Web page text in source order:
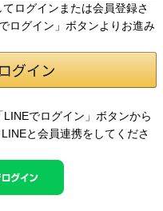
ログインまたは会員登録さ
ログイン」ボタンよりお進み
でログイン」ボタンから
LINEと会員連携をしてくださ